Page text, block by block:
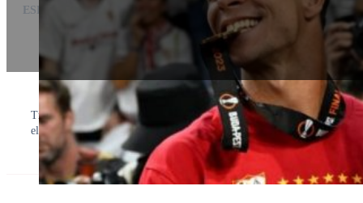
ESPAÑA
Óliver Torres
Tras consolidar su base técnica e inteligencia de juego en la
el Sevilla FC, ganando prestigiosos títulos continentales como la